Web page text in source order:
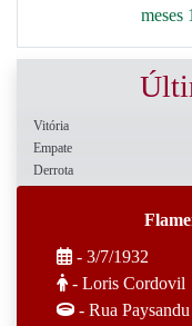
meses
Vitória
Empate
Derrota
- 3/7/1932
- Loris Cordovil
- Rua Paysandu